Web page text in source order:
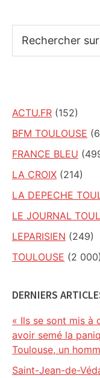
sur
ACTU.FR (152)
BFM TOULOUSE
FRANCE BLEU
LA CROIX (214)
LA DEPECHE
LE JOURNAL
LEPARISIEN (249)
TOULOUSE (2 000)
DERNIERS
« Ils se sont mis à
avoir semé la
Toulouse, un
Saint-Jean-de-